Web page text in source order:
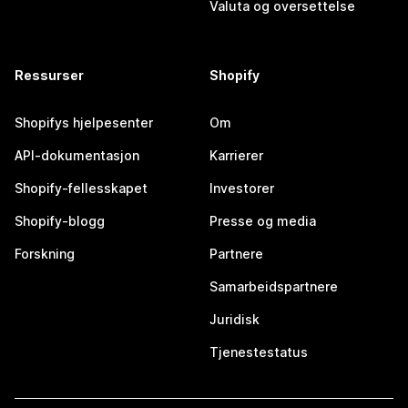
Valuta og oversettelse
Ressurser
Shopifys hjelpesenter
API-dokumentasjon
Shopify-fellesskapet
Shopify-blogg
Forskning
Shopify
Om
Karrierer
Investorer
Presse og media
Partnere
Samarbeidspartnere
Juridisk
Tjenestestatus